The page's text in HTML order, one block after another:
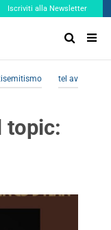
Iscriviti alla Newsletter
tel aviv
topic: